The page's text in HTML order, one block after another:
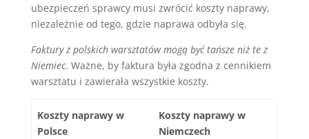
ubezpieczeń sprawcy musi zwrócić koszty naprawy,
niezależnie od tego, gdzie naprawa odbyła się.
Faktury z polskich warsztatów mogą być tańsze niż te z
Niemiec. Ważne, by faktura była zgodna z cennikiem
warsztatu i zawierała wszystkie koszty.
Koszty naprawy w
Polsce
Koszty naprawy w
Niemczech